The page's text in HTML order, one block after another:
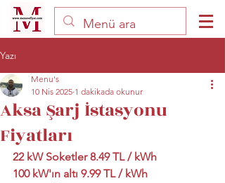
Yazı
Aksa Şarj İstasyonu
Fiyatları
Menu's
10 Nis 2025 1 dakikada okunur
22 kW Soketler 8.49 TL / kWh
100 kW'ın altı 9.99 TL / kWh